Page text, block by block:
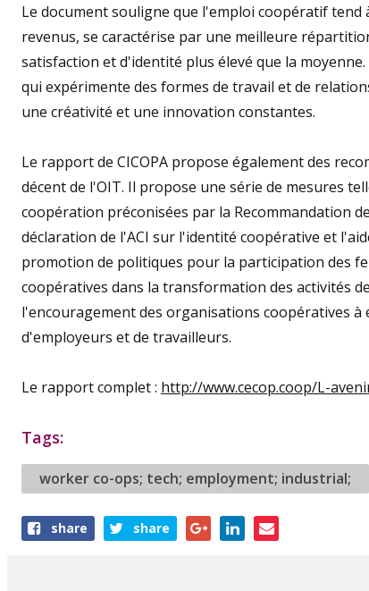
Le document souligne que l'emploi coopératif
revenus, se caractérise par une meilleure
satisfaction et d'identité plus élevé que la
qui expérimente des formes de travail et de
une créativité et une innovation constantes.
Le rapport de CICOPA propose également des
décent de l'OIT. Il propose une série de mesures
coopération préconisées par la Recommandation
déclaration de l'ACI sur l'identité coopérative et
promotion de politiques pour la participation des
coopératives dans la transformation des activités
l'encouragement des organisations coopératives
d'employeurs et de travailleurs.
Le rapport complet : http://www.cecop.coop/L-
Tags:
worker co-ops; tech; employment; industrial;
Shareshare share